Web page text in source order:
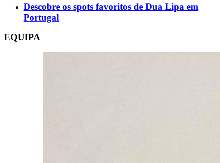
Descobre os spots favoritos de Dua Lipa em
Portugal
EQUIPA